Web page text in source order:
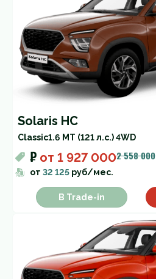
Solaris HC
Classic1.6 MT (121 л.с.) 4WD
₽ от 1 927 0002 558 000
от 32 125 руб/мес.
В Trade-in